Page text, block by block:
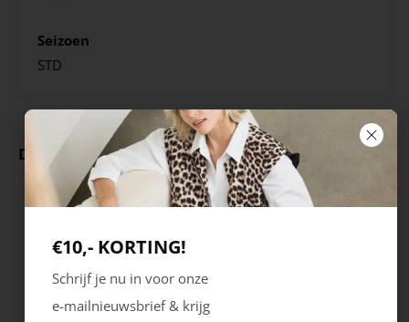
Seizoen
STD
Deze producten ga je leuk vinden
€10,- KORTING!
Schrijf je nu in voor onze
e-mailnieuwsbrief & krijg